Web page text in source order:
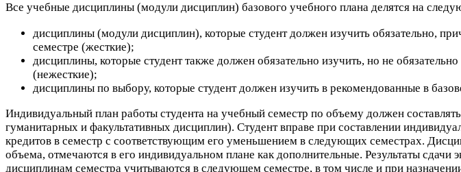
Все учебные дисциплины (модули дисциплин) базового учебного плана делятся на
дисциплины (модули дисциплин), которые студент должен изучить обязательно,
семестре (жесткие);
дисциплины, которые студент также должен обязательно изучить, но не
(нежесткие);
дисциплины по выбору, которые студент должен изучить в рекомендованные в
Индивидуальный план работы студента на учебный семестр по объему должен
гуманитарных и факультативных дисциплин). Студент вправе при составлении
кредитов в семестр с соответствующим его уменьшением в следующих семестрах.
объема, отмечаются в его индивидуальном плане как дополнительные. Результаты сдачи
дисциплинам семестра учитываются в следующем семестре, в том числе и при